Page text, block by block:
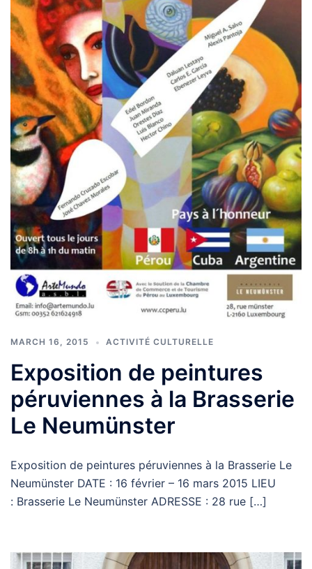
MARCH 16, 2015 ACTIVITÉ CULTURELLE
Exposition de peintures
péruviennes à la Brasserie
Le Neumünster
Exposition de peintures péruviennes à la Brasserie Le
Neumünster DATE : 16 février – 16 mars 2015 LIEU
: Brasserie Le Neumünster ADRESSE : 28 rue […]